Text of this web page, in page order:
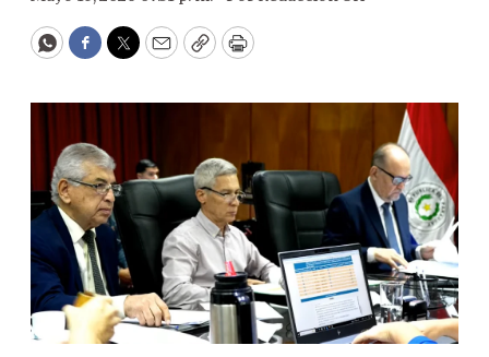
WhatsApp
Facebook
Twitter
EmailCopyPrint